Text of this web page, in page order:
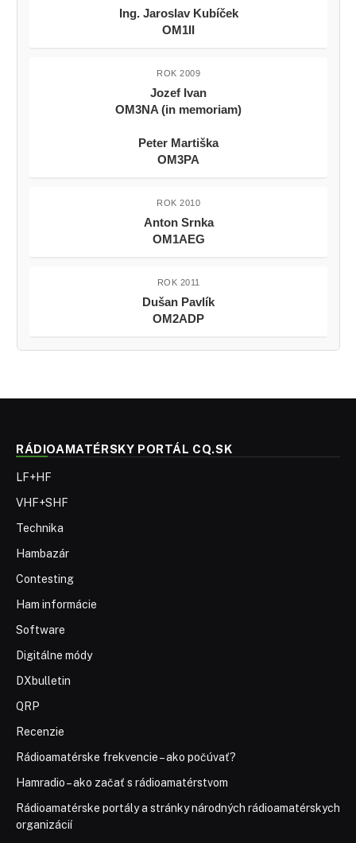
Ing. Jaroslav Kubíček
OM1II
ROK 2009
Jozef Ivan
OM3NA (in memoriam)
Peter Martiška
OM3PA
ROK 2010
Anton Srnka
OM1AEG
ROK 2011
Dušan Pavlík
OM2ADP
RÁDIOAMATÉRSKY PORTÁL CQ.SK
LF+HF
VHF+SHF
Technika
Hambazár
Contesting
Ham informácie
Software
Digitálne módy
DXbulletin
QRP
Recenzie
Rádioamatérske frekvencie – ako počúvať?
Hamradio – ako začať s rádioamatérstvom
Rádioamatérske portály a stránky národných rádioamatérskych
organizácií